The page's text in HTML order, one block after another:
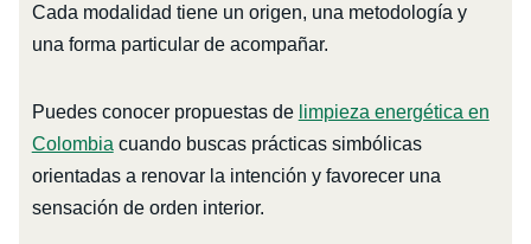
Cada modalidad tiene un origen, una metodología y
una forma particular de acompañar.
Puedes conocer propuestas de limpieza energética en
Colombia cuando buscas prácticas simbólicas
orientadas a renovar la intención y favorecer una
sensación de orden interior.